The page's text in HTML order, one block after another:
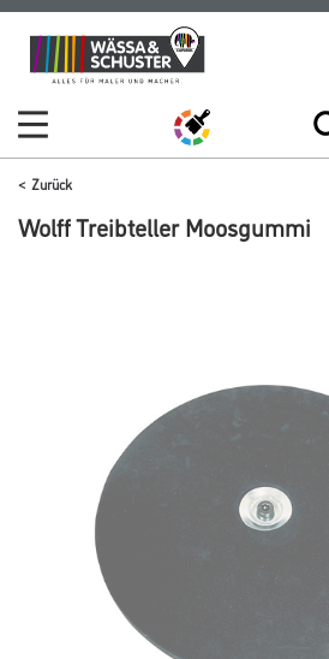
Zum
Inhalt
Zum
Navigationsmenü
Zurück
Wolff Treibteller Moosgummi